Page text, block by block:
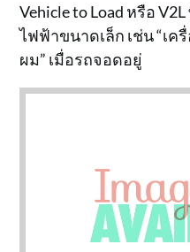
Vehicle to Load หรือ
ไฟฟ้าขนาดเล็ก เช่น “เค
ผม” เมื่อรถจอดอยู่